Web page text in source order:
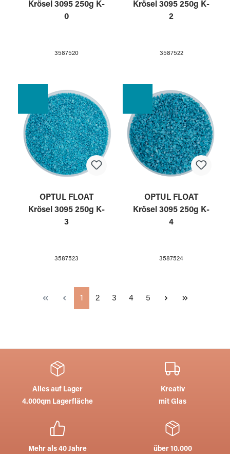
Krösel 3095 250g K-
0
3587520
Krösel 3095 250g K-
2
3587522
OPTUL FLOAT
Krösel 3095 250g K-
3
3587523
OPTUL FLOAT
Krösel 3095 250g K-
4
3587524
Seite
1 Seite
2 Seite
3 Seite
4 Seite
5
Alles auf Lager
4.000qm Lagerfläche
Kreativ
mit Glas
Mehr als 40 Jahre
über 10.000